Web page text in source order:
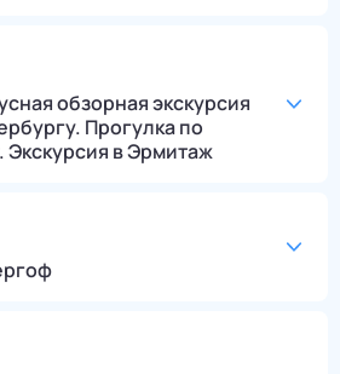
обзорная экскурсия
Прогулка по
Экскурсия в Эрмитаж